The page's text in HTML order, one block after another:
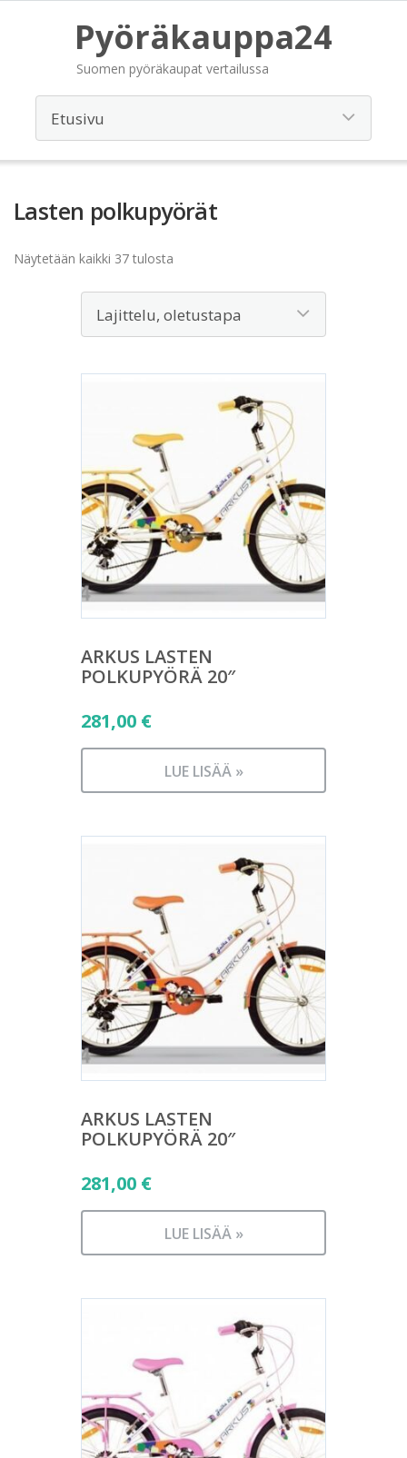
Pyöräkauppa24
Suomen pyöräkaupat vertailussa
Lasten polkupyörät
Näytetään kaikki 37 tulosta
ARKUS LASTEN
POLKUPYÖRÄ 20″
281,00 €
LUE LISÄÄ »
ARKUS LASTEN
POLKUPYÖRÄ 20″
281,00 €
LUE LISÄÄ »